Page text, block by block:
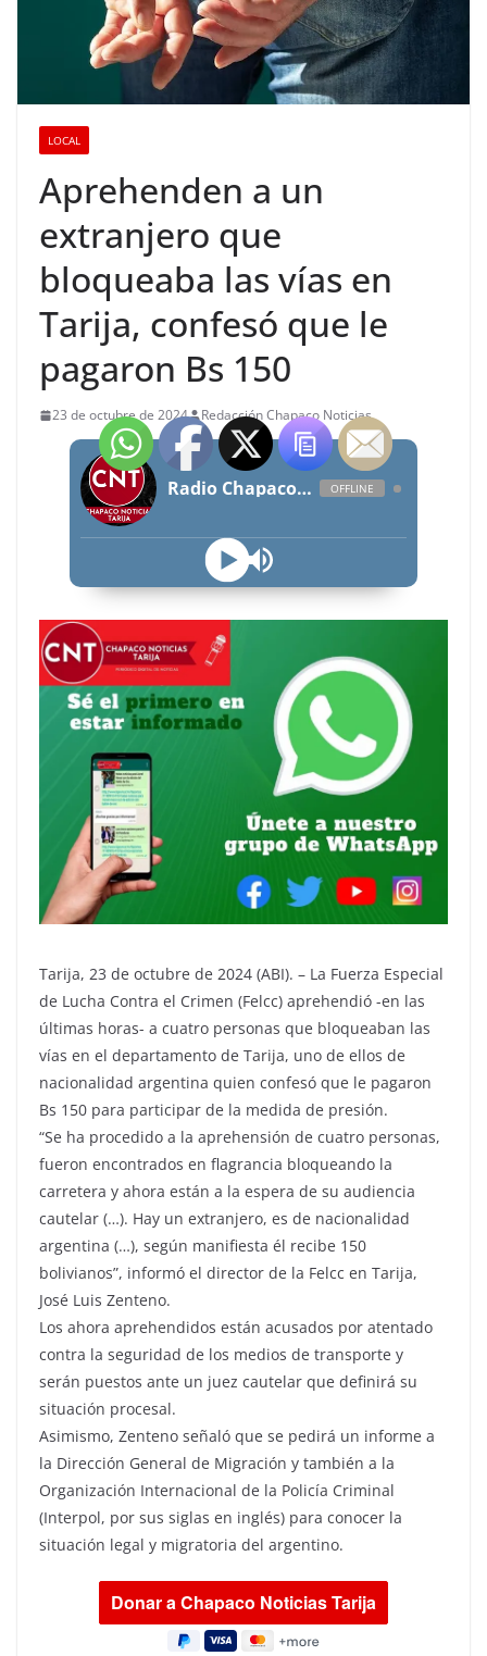
LOCAL
Aprehenden a un
extranjero que
bloqueaba las vías en
Tarija, confesó que le
pagaron Bs 150
23 de octubre de 2024 Redacción Chapaco Noticias
Radio Chapaco Noticias Las 24 horas en vivo OFFLINE
Tarija, 23 de octubre de 2024 (ABI). – La Fuerza Especial
de Lucha Contra el Crimen (Felcc) aprehendió -en las
últimas horas- a cuatro personas que bloqueaban las
vías en el departamento de Tarija, uno de ellos de
nacionalidad argentina quien confesó que le pagaron
Bs 150 para participar de la medida de presión.
“Se ha procedido a la aprehensión de cuatro personas,
fueron encontrados en flagrancia bloqueando la
carretera y ahora están a la espera de su audiencia
cautelar (…). Hay un extranjero, es de nacionalidad
argentina (…), según manifiesta él recibe 150
bolivianos”, informó el director de la Felcc en Tarija,
José Luis Zenteno.
Los ahora aprehendidos están acusados por atentado
contra la seguridad de los medios de transporte y
serán puestos ante un juez cautelar que definirá su
situación procesal.
Asimismo, Zenteno señaló que se pedirá un informe a
la Dirección General de Migración y también a la
Organización Internacional de la Policía Criminal
(Interpol, por sus siglas en inglés) para conocer la
situación legal y migratoria del argentino.